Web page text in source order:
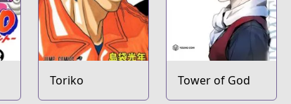
Toriko Tower of God